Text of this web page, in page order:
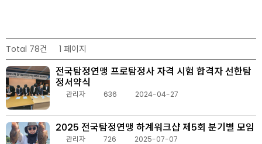
Total 78건 1 페이지
전국탐정연맹 프로탐정사 자격 시험 합격자 선한탐
정서약식
관리자 636 2024-04-27
2025 전국탐정연맹 하계워크샵 제5회 분기별 모임
관리자 726 2025-07-07